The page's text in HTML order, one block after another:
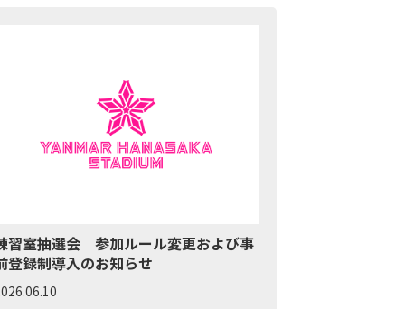
習室抽選会 参加ルール変更および事
登録制導入のお知らせ